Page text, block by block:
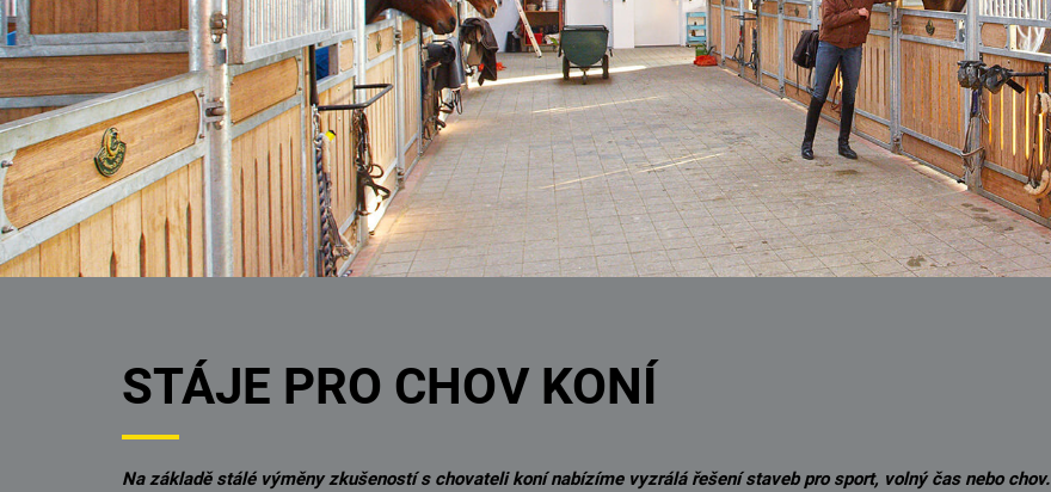
STÁJE PRO CHOV KONÍ
Na základě stálé výměny zkušeností s chovateli koní nabízíme vyzrálá řešení staveb pro sport, volný čas nebo chov.